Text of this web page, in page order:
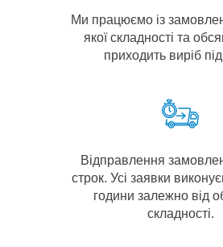
Ми працюємо із
якої складності та
приходить виріб
Відправлення
строк. Усі заявки
години залежно від
складності.